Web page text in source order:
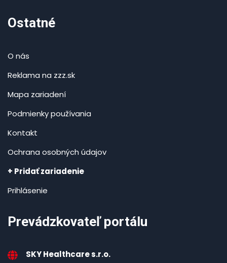
Ostatné
O nás
Reklama na zzz.sk
Mapa zariadení
Podmienky používania
Kontakt
Ochrana osobných údajov
+ Pridať zariadenie
Prihlásenie
Prevádzkovateľ portálu
SKY Healthcare s.r.o.